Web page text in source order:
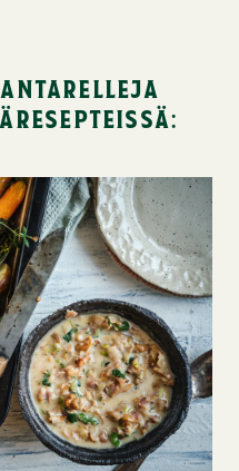
resepteissä: